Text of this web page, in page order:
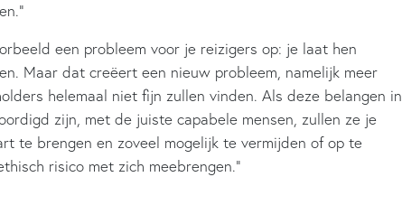
een probleem voor je reizigers op: je laat hen
Maar dat creëert een nieuw probleem, namelijk meer
helemaal niet fijn zullen vinden. Als deze belangen in
zijn, met de juiste capabele mensen, zullen ze je
te brengen en zoveel mogelijk te vermijden of op te
risico met zich meebrengen.”